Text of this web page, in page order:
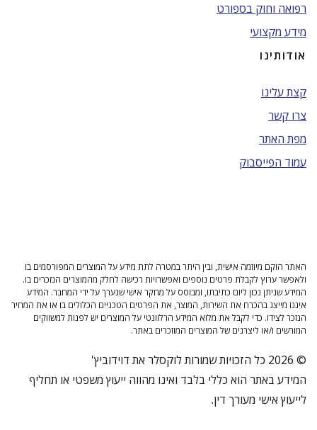
רפואה וחוק בספורט
מידע מקצועי
אודותינו
קצת עלינו
צרו קשר
מפת האתר
עמוד הפייסבוק
האתר הוקם מיוזמה אישית, ובין היתר במטרה לתת מידע על המוצרים המפורסמים בו
ולאפשר ערוץ לקבלת פרטים נוספים ואפשרויות רכישה לחלק מהמוצרים הנזכרים בו.
המידע שניתן נכון ליום כתיבתו, ומבוסס על מחקר אישי שנערך על ידי המחבר. המידע
איננו מייצג בהכרח את השירות, המוצר, את הפרטים הטכניים הכלולים בו או את המחיר
הנזכר לצידו. כדי לקבל את מלוא המידע הרלוונטי על המוצרים יש לפנות למשווקים
המורשים ו/או ליצרנים של המוצרים המוזכרים באתר.
© 2026 כל הזכויות שמורות לוקסלר את דוידוביץ'
המידע באתר הוא כללי בלבד ואינו מהווה ייעוץ משפטי או תחליף
לייעוץ אישי מעורך דין.